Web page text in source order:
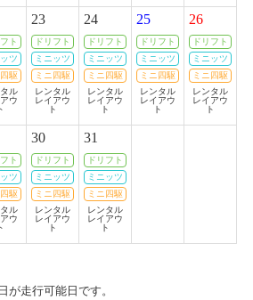
画』！第3回
フォース」特別企画『グリペン役・森嶋優
画』！第2回
決勝結果
フォース」特別企画『グリペン役・森嶋優
画』！
ゼント当選者発表のお知らせ
のお知らせ
日)
のご案内
月)
ト
ツ
駆
ル
ウ
23
ドリフト
ミニッツ
ミニ四駆
レンタル
レイアウ
ト
24
ドリフト
ミニッツ
ミニ四駆
レンタル
レイアウ
ト
25
ドリフト
ミニッツ
ミニ四駆
レンタル
レイアウ
ト
26
ドリフト
ミニッツ
ミニ四駆
レンタル
レイアウ
ト
ト
ツ
駆
ル
ウ
30
ドリフト
ミニッツ
ミニ四駆
レンタル
レイアウ
ト
31
ドリフト
ミニッツ
ミニ四駆
レンタル
レイアウ
ト
が走行可能日です。